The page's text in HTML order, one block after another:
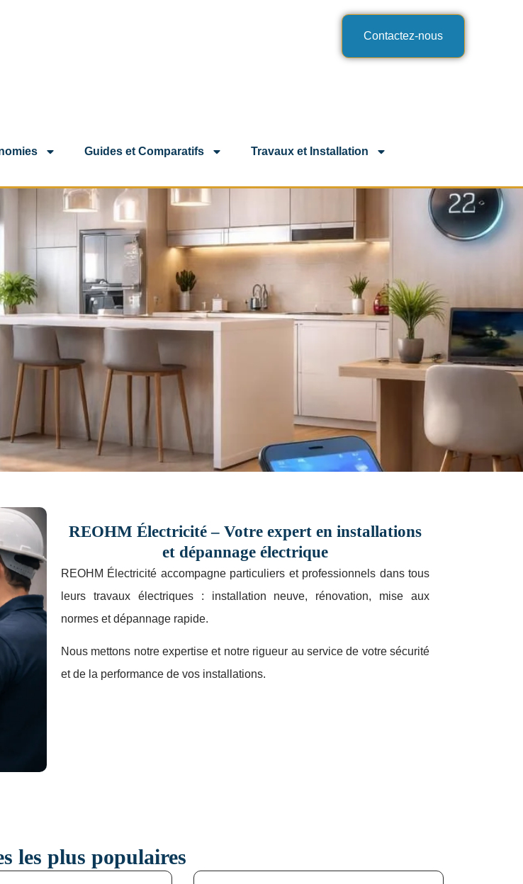
Contactez-nous
Guides et Comparatifs Travaux et Installation
électriques
particuliers et professionnels. Travail
rapide.
REOHM Électricité – Votre expert en installations
et dépannage électrique
REOHM Électricité accompagne particuliers et professionnels dans tous
leurs travaux électriques : installation neuve, rénovation, mise aux
normes et dépannage rapide.
Nous mettons notre expertise et notre rigueur au service de votre sécurité
et de la performance de vos installations.
les plus populaires